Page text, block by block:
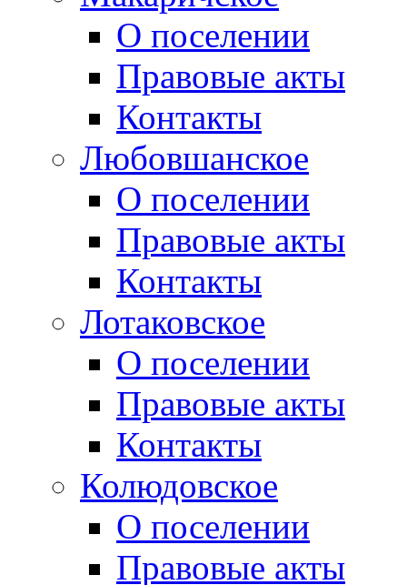
О поселении
Правовые акты
Контакты
Любовшанское
О поселении
Правовые акты
Контакты
Лотаковское
О поселении
Правовые акты
Контакты
Колюдовское
О поселении
Правовые акты